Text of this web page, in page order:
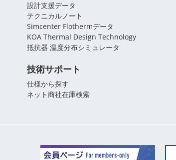
設計支援データ
テクニカルノート
Simcenter Flothermデータ
KOA Thermal Design Technology
抵抗器 温度分布シミュレータ
技術サポート
仕様から探す
ネット商社在庫検索